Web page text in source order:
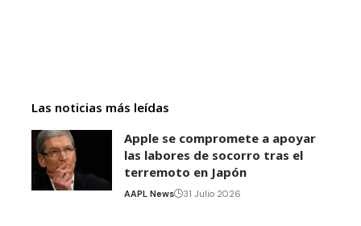
Las noticias más leídas
Apple se compromete a apoyar
las labores de socorro tras el
terremoto en Japón
AAPL News 31 Julio 2026